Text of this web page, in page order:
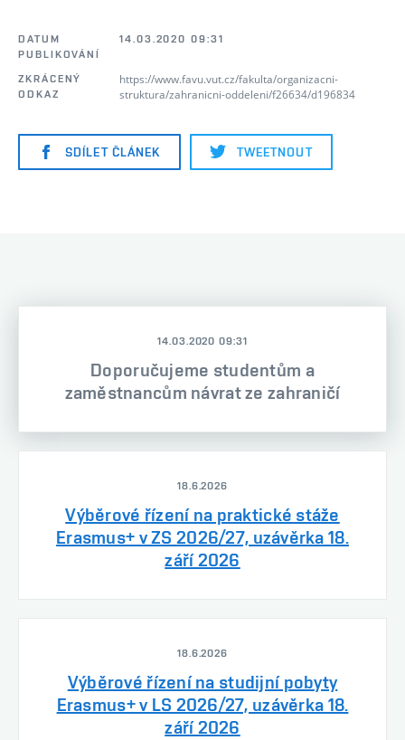
DATUM
PUBLIKOVÁNÍ
14.03.2020 09:31
ZKRÁCENÝ
ODKAZ
https://www.favu.vut.cz/fakulta/organizacni-
struktura/zahranicni-oddeleni/f26634/d196834
SDÍLET ČLÁNEK TWEETNOUT
14.03.2020 09:31
Doporučujeme studentům a
zaměstnancům návrat ze zahraničí
18.6.2026
Výběrové řízení na praktické stáže
Erasmus+ v ZS 2026/27, uzávěrka 18.
září 2026
18.6.2026
Výběrové řízení na studijní pobyty
Erasmus+ v LS 2026/27, uzávěrka 18.
září 2026